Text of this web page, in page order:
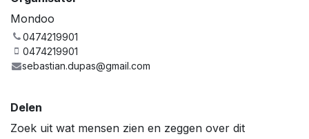
Mondoo
0474219901
0474219901
sebastian.dupas@gmail.com
Delen
Zoek uit wat mensen zien en zeggen over dit